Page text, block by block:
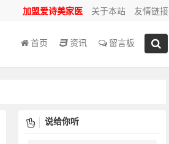
加盟爱诗美家医 关于本站 友情链接
首页 资讯 留言板
说给你听